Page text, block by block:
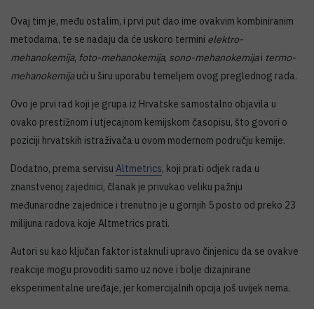
Ovaj tim je, među ostalim, i prvi put dao ime ovakvim kombiniranim
metodama, te se nadaju da će uskoro termini elektro-
mehanokemija, foto-mehanokemija, sono-mehanokemijai termo-
mehanokemijaući u širu uporabu temeljem ovog preglednog rada.
Ovo je prvi rad koji je grupa iz Hrvatske samostalno objavila u
ovako prestižnom i utjecajnom kemijskom časopisu, što govori o
poziciji hrvatskih istraživača u ovom modernom području kemije.
Dodatno, prema servisu Altmetrics, koji prati odjek rada u
znanstvenoj zajednici, članak je privukao veliku pažnju
međunarodne zajednice i trenutno je u gornjih 5 posto od preko 23
milijuna radova koje Altmetrics prati.
Autori su kao ključan faktor istaknuli upravo činjenicu da se ovakve
reakcije mogu provoditi samo uz nove i bolje dizajnirane
eksperimentalne uređaje, jer komercijalnih opcija još uvijek nema.